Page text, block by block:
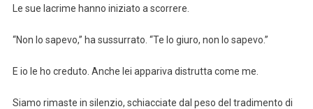
Le sue lacrime hanno iniziato a scorrere.
“Non lo sapevo,” ha sussurrato. “Te lo giuro, non lo sapevo.”
E io le ho creduto. Anche lei appariva distrutta come me.
Siamo rimaste in silenzio, schiacciate dal peso del tradimento di